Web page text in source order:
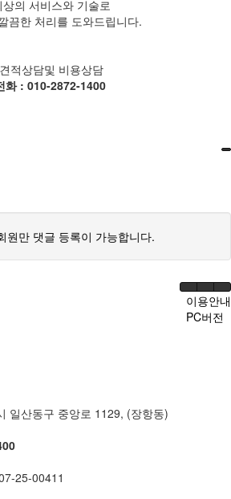
상의 서비스와 기술로
끔한 처리를 도와드립니다.
견적상담및 비용상담
화 : 010-2872-1400
원만 댓글 등록이 가능합니다.
이용안내
PC버전
일산동구 중앙로 1129, (장항동)
25-00411